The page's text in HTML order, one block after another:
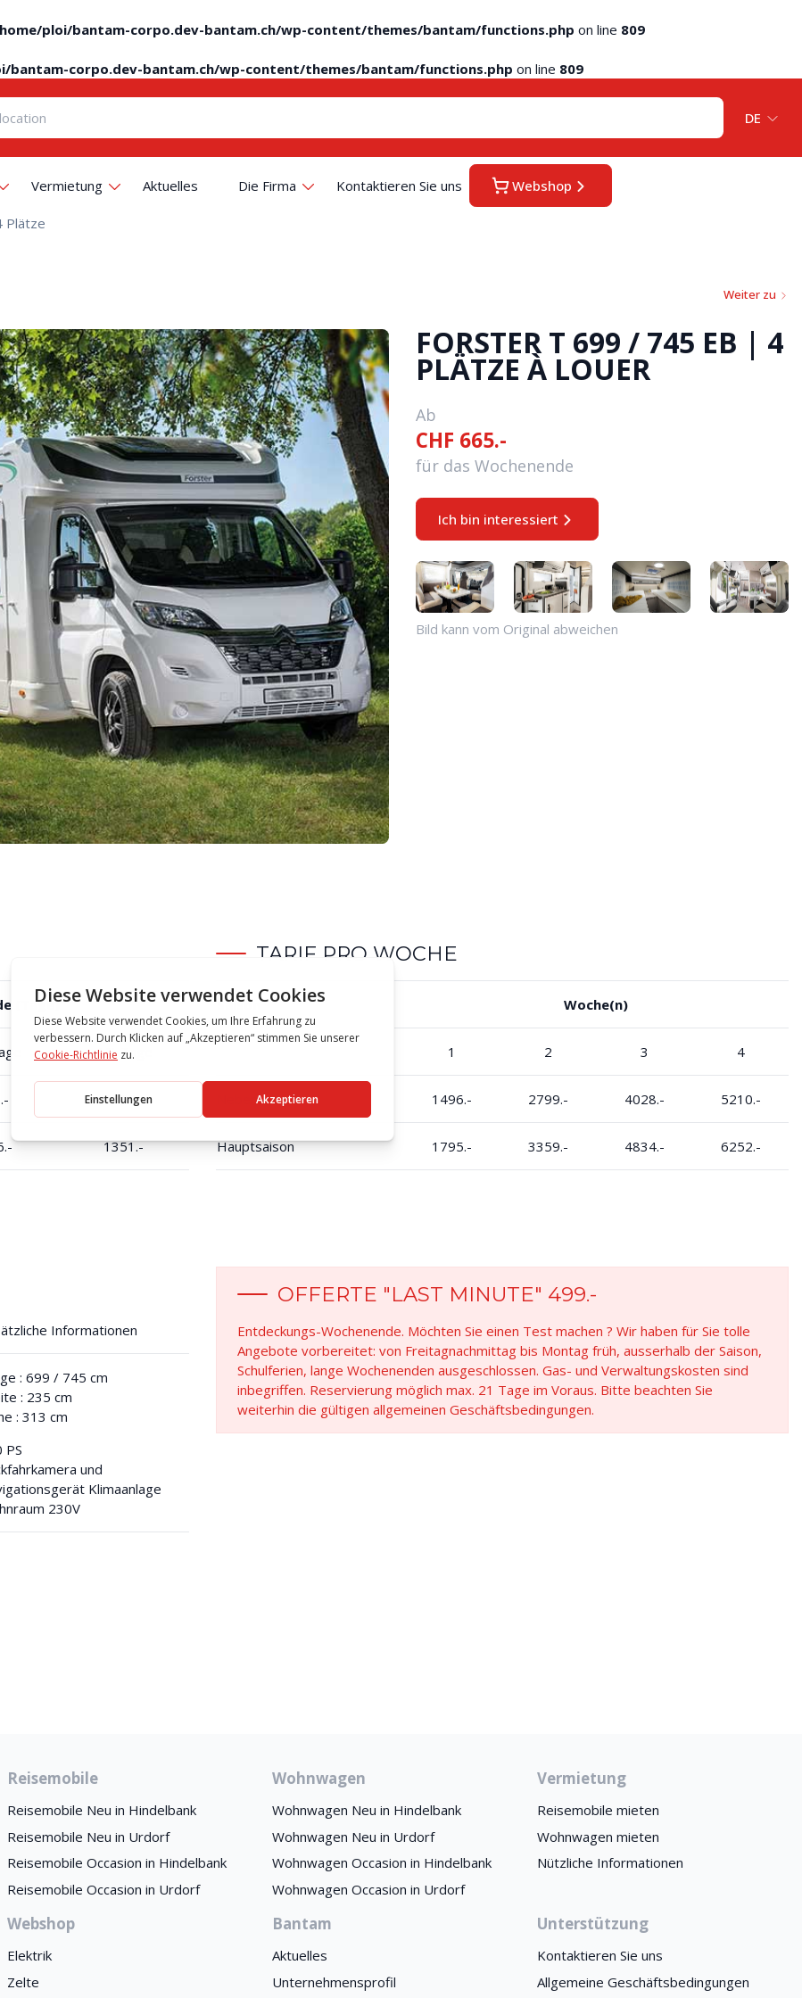
ploi/bantam-corpo.dev-bantam.ch/wp-content/themes/bantam/functions.php on line 809
bantam-corpo.dev-bantam.ch/wp-content/themes/bantam/functions.php on line 809
DE
Vermietung Aktuelles Die Firma Kontaktieren Sie uns Webshop
Plätze
Weiter zu
FORSTER T 699 / 745 EB | 4
PLÄTZE À LOUER
Ab
CHF 665.-
für das Wochenende
Ich bin interessiert
Bild kann vom Original abweichen
(Tage)
4 ½ Tage
1126.-
1351.-
TARIF PRO WOCHE
Saison Woche(n)
1 2 3 4
Nebensaison 1496.- 2799.- 4028.- 5210.-
Hauptsaison 1795.- 3359.- 4834.- 6252.-
Informationen
: 699 / 745 cm
: 235 cm
: 313 cm
PS
und
Klimaanlage
230V
OFFERTE "LAST MINUTE" 499.-
Entdeckungs-Wochenende. Möchten Sie einen Test machen ? Wir haben für Sie tolle
Angebote vorbereitet: von Freitagnachmittag bis Montag früh, ausserhalb der Saison,
Schulferien, lange Wochenenden ausgeschlossen. Gas- und Verwaltungskosten sind
inbegriffen. Reservierung möglich max. 21 Tage im Voraus. Bitte beachten Sie
weiterhin die gültigen allgemeinen Geschäftsbedingungen.
Reisemobile
Reisemobile Neu in Hindelbank
Reisemobile Neu in Urdorf
Reisemobile Occasion in Hindelbank
Reisemobile Occasion in Urdorf
Wohnwagen
Wohnwagen Neu in Hindelbank
Wohnwagen Neu in Urdorf
Wohnwagen Occasion in Hindelbank
Wohnwagen Occasion in Urdorf
Vermietung
Reisemobile mieten
Wohnwagen mieten
Nützliche Informationen
Webshop
Elektrik
Zelte
Bantam
Aktuelles
Unternehmensprofil
Unterstützung
Kontaktieren Sie uns
Allgemeine Geschäftsbedingungen